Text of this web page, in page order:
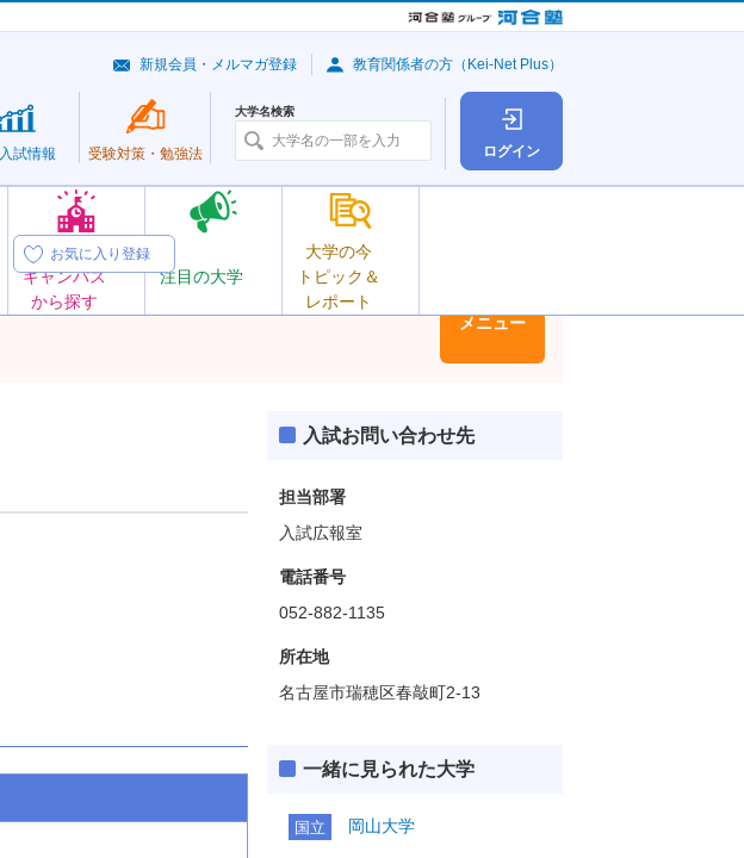
ログイン
オープン
キャンパス
から探す
注目の大学
大学の今
トピック＆
レポート
入試情報 受験対策・ 勉強法
大学名検索
新規会員・メルマガ登録 教育関係者の方（Kei-Net Plus）
お気に入り登録
メニュー
入試お問い合わせ先
担当部署
入試広報室
電話番号
052-882-1135
所在地
名古屋市瑞穂区春敲町2-13
一緒に見られた大学
国立 岡山大学